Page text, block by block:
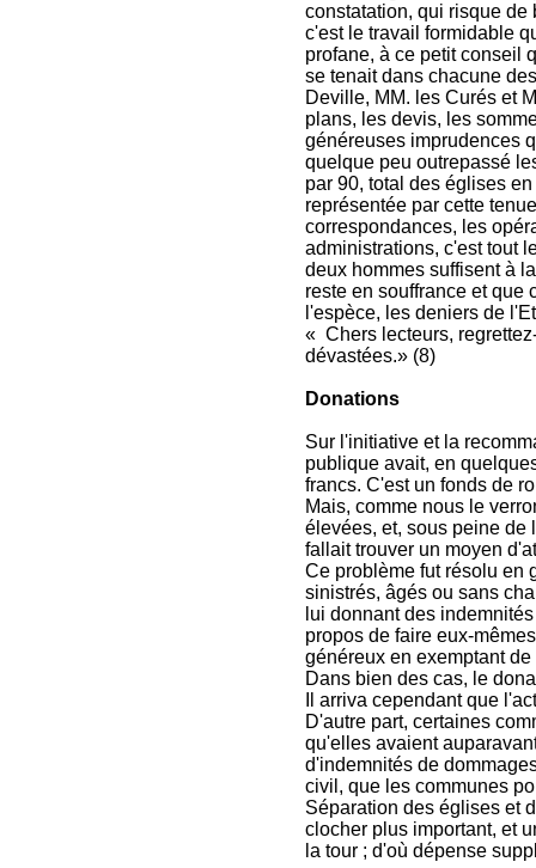
constatation, qui risque de
c'est le travail formidable
profane, à ce petit conseil
se tenait dans chacune
Deville, MM. les Curés et
plans, les devis, les
généreuses imprudences
quelque peu outrepassé
par 90, total des églises
représentée par cette
correspondances, les
administrations, c'est tout
deux hommes suffisent à
reste en souffrance et que
l'espèce, les deniers de
« Chers lecteurs,
dévastées.» (8)
Donations
Sur l'initiative et la
publique avait, en
francs. C'est un fonds de
Mais, comme nous le
élevées, et, sous peine
fallait trouver un moyen
Ce problème fut résolu en
sinistrés, âgés ou sans
lui donnant des
propos de faire eux-
généreux en exemptant
Dans bien des cas, le
Il arriva cependant que
D'autre part, certaines
qu'elles avaient
d'indemnités de
civil, que les communes
Séparation des églises et
clocher plus important, et
la tour ; d'où dépense